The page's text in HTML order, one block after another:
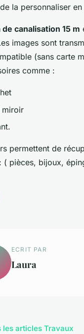
la personnaliser
canalisation 15 m
images sont
(sans carte
comme :
miroir
permettent de
( pièces, bijoux,
ECRIT PAR
Laura
les articles Travaux